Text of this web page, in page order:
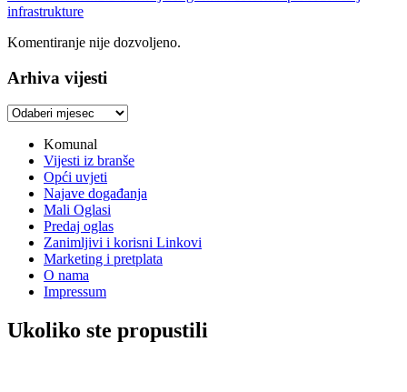
infrastrukture
Komentiranje nije dozvoljeno.
Arhiva vijesti
Arhiva
Komunal
Vijesti iz branše
Opći uvjeti
Najave događanja
Mali Oglasi
Predaj oglas
Zanimljivi i korisni Linkovi
Marketing i pretplata
O nama
Impressum
Ukoliko ste propustili